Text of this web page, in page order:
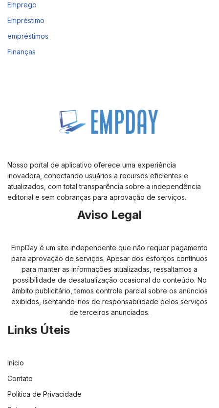
Emprego
Empréstimo
empréstimos
Finanças
Nosso portal de aplicativo oferece uma experiência
inovadora, conectando usuários a recursos eficientes e
atualizados, com total transparência sobre a independência
editorial e sem cobranças para aprovação de serviços.
Aviso Legal
EmpDay é um site independente que não requer pagamento
para aprovação de serviços. Apesar dos esforços contínuos
para manter as informações atualizadas, ressaltamos a
possibilidade de desatualização ocasional do conteúdo. No
âmbito publicitário, temos controle parcial sobre os anúncios
exibidos, isentando-nos de responsabilidade pelos serviços
de terceiros anunciados.
Links Úteis
Início
Contato
Política de Privacidade